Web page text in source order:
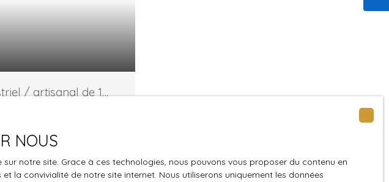
/ artisanal de 1
à proximité du réseau
jusqu'à 1,90m),
bac acier, charpente
NOUS
notre site. Grace à ces technologies, nous pouvons vous proposer du contenu en
la convivialité de notre site internet. Nous utiliserons uniquement les données